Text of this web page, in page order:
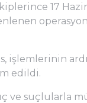
17
işlemlerinin
edildi.
ve suçlularla